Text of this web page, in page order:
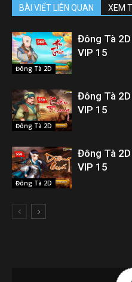
BÀI VIẾT LIÊN QUAN XEM
Đông Tà 2D
Đông Tà
VIP 15
Đông Tà 2D
Đông Tà
VIP 15
Đông Tà 2D
Đông Tà
VIP 15